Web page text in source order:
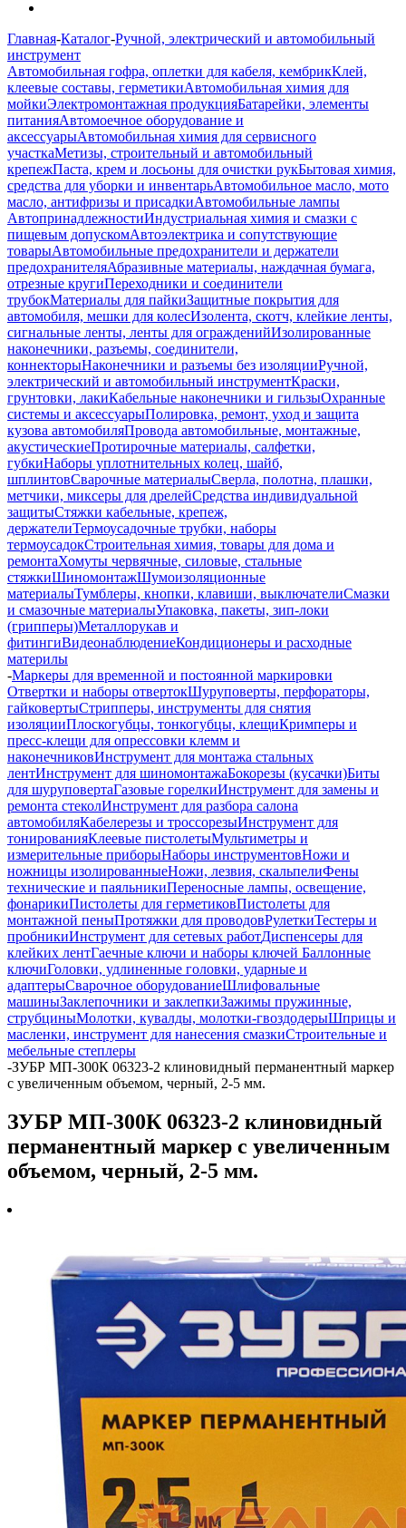
Главная-Каталог-Ручной, электрический и автомобильный
инструмент
Автомобильная гофра, оплетки для кабеля, кембрикКлей,
клеевые составы, герметикиАвтомобильная химия для
мойкиЭлектромонтажная продукцияБатарейки, элементы
питанияАвтомоечное оборудование и
аксессуарыАвтомобильная химия для сервисного
участкаМетизы, строительный и автомобильный
крепежПаста, крем и лосьоны для очистки рукБытовая химия,
средства для уборки и инвентарьАвтомобильное масло, мото
масло, антифризы и присадкиАвтомобильные лампы
АвтопринадлежностиИндустриальная химия и смазки с
пищевым допускомАвтоэлектрика и сопутствующие
товарыАвтомобильные предохранители и держатели
предохранителяАбразивные материалы, наждачная бумага,
отрезные кругиПереходники и соединители
трубокМатериалы для пайкиЗащитные покрытия для
автомобиля, мешки для колесИзолента, скотч, клейкие ленты,
сигнальные ленты, ленты для огражденийИзолированные
наконечники, разъемы, соединители,
коннекторыНаконечники и разъемы без изоляцииРучной,
электрический и автомобильный инструментКраски,
грунтовки, лакиКабельные наконечники и гильзыОхранные
системы и аксессуарыПолировка, ремонт, уход и защита
кузова автомобиляПровода автомобильные, монтажные,
акустическиеПротирочные материалы, салфетки,
губкиНаборы уплотнительных колец, шайб,
шплинтовСварочные материалыСверла, полотна, плашки,
метчики, миксеры для дрелейСредства индивидуальной
защитыСтяжки кабельные, крепеж,
держателиТермоусадочные трубки, наборы
термоусадокСтроительная химия, товары для дома и
ремонтаХомуты червячные, силовые, стальные
стяжкиШиномонтажШумоизоляционные
материалыТумблеры, кнопки, клавиши, выключателиСмазки
и смазочные материалыУпаковка, пакеты, зип-локи
(грипперы)Металлорукав и
фитингиВидеонаблюдениеКондиционеры и расходные
материлы
-Маркеры для временной и постоянной маркировки
Отвертки и наборы отвертокШуруповерты, перфораторы,
гайковертыСтрипперы, инструменты для снятия
изоляцииПлоскогубцы, тонкогубцы, клещиКримперы и
пресс-клещи для опрессовки клемм и
наконечниковИнструмент для монтажа стальных
лентИнструмент для шиномонтажаБокорезы (кусачки)Биты
для шуруповертаГазовые горелкиИнструмент для замены и
ремонта стеколИнструмент для разбора салона
автомобиляКабелерезы и троссорезыИнструмент для
тонированияКлеевые пистолетыМультиметры и
измерительные приборыНаборы инструментовНожи и
ножницы изолированныеНожи, лезвия, скальпелиФены
технические и паяльникиПереносные лампы, освещение,
фонарикиПистолеты для герметиковПистолеты для
монтажной пеныПротяжки для проводовРулеткиТестеры и
пробникиИнструмент для сетевых работДиспенсеры для
клейких лентГаечные ключи и наборы ключей Баллонные
ключиГоловки, удлиненные головки, ударные и
адаптерыСварочное оборудованиеШлифовальные
машиныЗаклепочники и заклепкиЗажимы пружинные,
струбциныМолотки, кувалды, молотки-гвоздодерыШприцы и
масленки, инструмент для нанесения смазкиСтроительные и
мебельные степлеры
-ЗУБР МП-300К 06323-2 клиновидный перманентный маркер
с увеличенным объемом, черный, 2-5 мм.
ЗУБР МП-300К 06323-2 клиновидный
перманентный маркер с увеличенным
объемом, черный, 2-5 мм.